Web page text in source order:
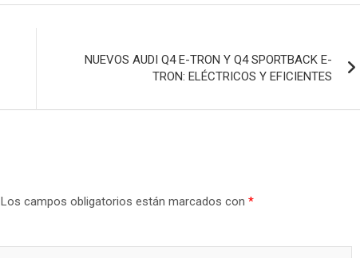
NUEVOS AUDI Q4 E-TRON Y Q4 SPORTBACK E-
TRON: ELÉCTRICOS Y EFICIENTES
Los campos obligatorios están marcados con *